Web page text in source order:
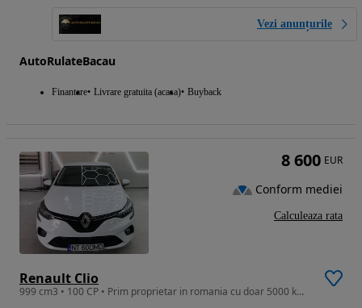
Vezi anunțurile
AutoRulateBacau
Finantare Livrare gratuita (acasa) Buyback
Renault Clio
999 cm3 • 100 CP • Prim proprietar in romania cu doar 5000 km efectuati in tara
8 600 EUR
Conform mediei
Calculeaza rata